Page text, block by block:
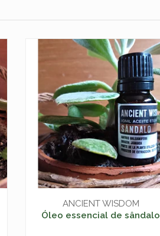
ANCIENT WISDOM
Óleo essencial de sândalo